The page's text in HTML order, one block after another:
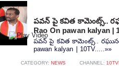
పవన్ పై కవిత కామెంట్స్..
Rao On pawan kalyan |
పవన్ పై కవిత కామెంట్స్..
pawan kalyan | 10TV.....»»
CATEGORY: NEWS CHANNEL: